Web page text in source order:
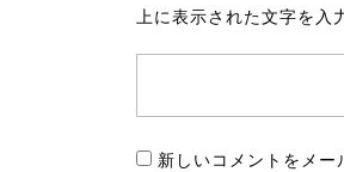
上に表示された文字を入
新しいコメントをメー